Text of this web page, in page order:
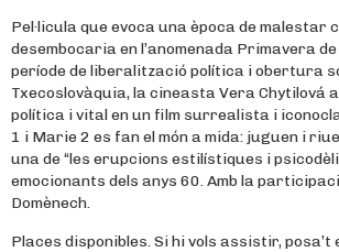
Pel·licula que evoca una època de malestar
desembocaria en l’anomenada Primavera
període de liberalització política i obertura
Txecoslovàquia, la cineasta Vera Chytilová
política i vital en un film surrealista i
1 i Marie 2 es fan el món a mida: juguen i
una de “les erupcions estilístiques i
emocionants dels anys 60. Amb la
Domènech.
Places disponibles. Si hi vols assistir, posa’t